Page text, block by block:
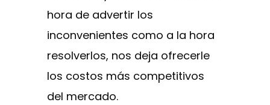
hora de advertir los
inconvenientes como a la hora
resolverlos, nos deja ofrecerle
los costos más competitivos
del mercado.